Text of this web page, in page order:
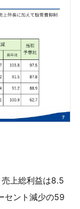
上総利益は8.5
セント減少の59